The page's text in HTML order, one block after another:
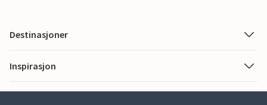
Destinasjoner
Inspirasjon